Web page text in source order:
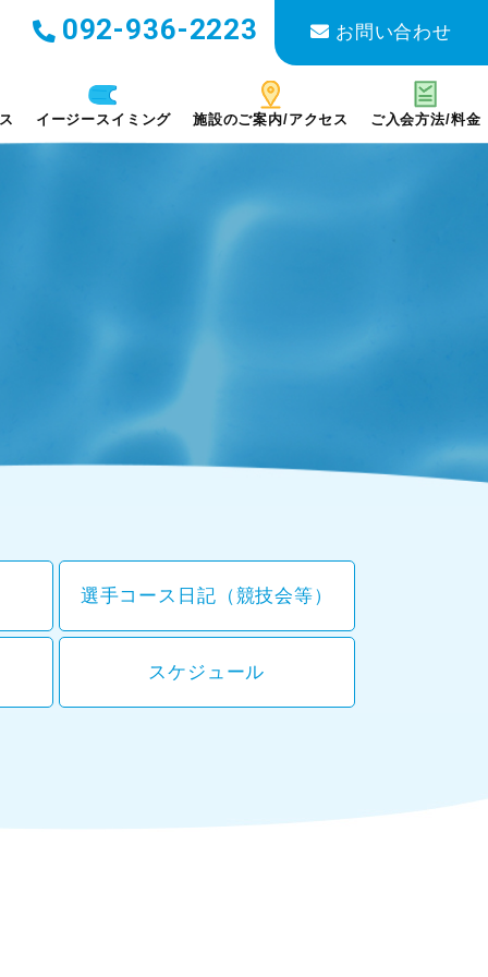
092-936-2223 お問い合わせ
イージースイミング 施設のご案内/アクセス ご入会方法/料金
選手コース日記（競技会等）
スケジュール